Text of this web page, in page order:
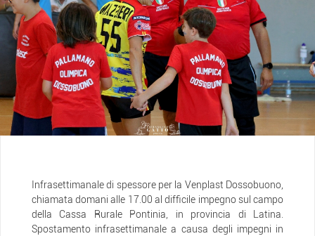
Infrasettimanale di spessore per la Venplast Dossobuono,
chiamata domani alle 17.00 al difficile impegno sul campo
della Cassa Rurale Pontinia, in provincia di Latina.
Spostamento infrasettimanale a causa degli impegni in